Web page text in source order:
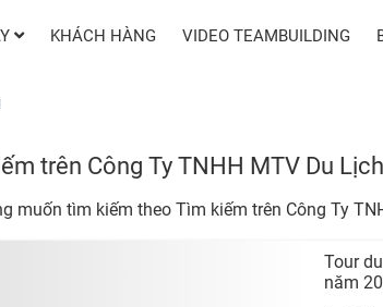
KHÁCH HÀNG VIDEO TEAMBUILDING
trên Công Ty TNHH MTV Du
muốn tìm kiếm theo Tìm kiếm trên Công Ty
Tour
năm